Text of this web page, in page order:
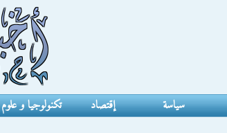
سياسة إقتصاد تكنولوجيا و علوم